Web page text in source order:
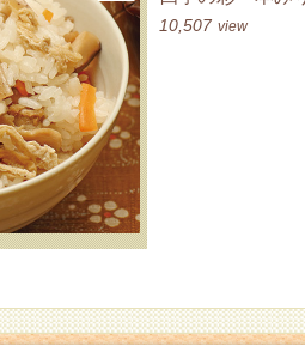
10,507 view